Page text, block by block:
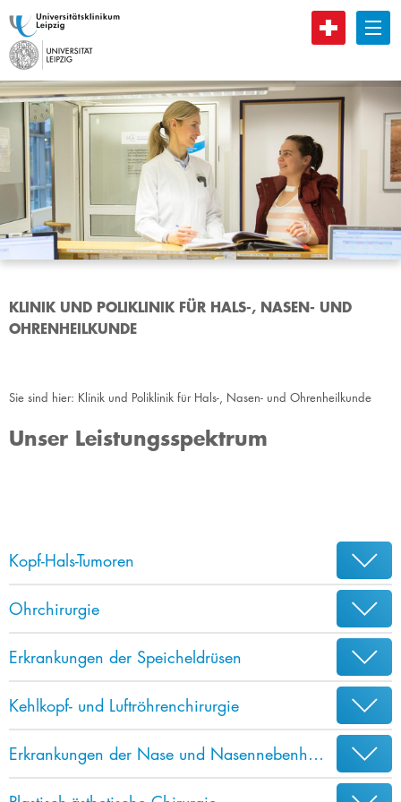
B
KLINIK UND POLIKLINIK FÜR HALS-, NASEN- UND
OHRENHEILKUNDE
Sie sind hier: Klinik und Poliklinik für Hals-, Nasen- und Ohrenheilkunde
Unser Leistungsspektrum
Kopf-Hals-Tumoren
Ohrchirurgie
Erkrankungen der Speicheldrüsen
Kehlkopf- und Luftröhrenchirurgie
Erkrankungen der Nase und Nasennebenhöhlen